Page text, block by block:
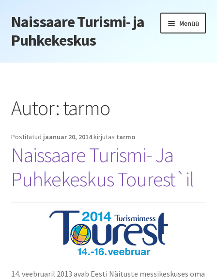
Liigu
navigeerimisele
Liigu
sisu
juurde
Naissaare Turismi- ja
Puhkekeskus
Menüü
Esileht
Jõulupeod
Kliendiüritus
Konverentsid
Seminarid
Autor:tarmo
Postitatud jaanuar 20, 2014kirjutas tarmo
Naissaare Turismi- Ja
Puhkekeskus Tourest`il
14. veebruaril 2013 avab Eesti Näituste messikeskuses oma